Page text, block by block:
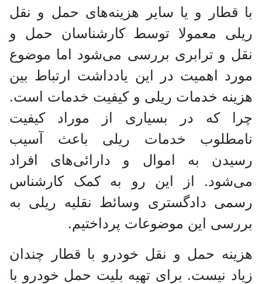
با قطار و یا سایر هزینه‌های حمل و نقل
ریلی معمولا توسط کارشناسان حمل و
نقل و ترابری بررسی می‌شود اما موضوع
مورد اهمیت در این یادداشت ارتباط بین
هزینه خدمات ریلی و کیفیت خدمات است.
چرا که در بسیاری از موراد کیفیت
نامطلوب خدمات ریلی باعث آسیب
رسیدن به اموال و دارائی‌های افراد
می‌شود. از این رو به کمک کارشناس
رسمی دادگستری وسائط نقلیه ریلی به
بررسی این موضوعات پرداختیم.
هزینه حمل و نقل خودرو با قطار چندان
زیاد نیست. برای تهیه بلیت حمل خودرو با